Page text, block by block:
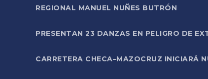
REGIONAL MANUEL NUÑES BUTRÓN
PRESENTAN 23 DANZAS EN PELIGRO DE
CARRETERA CHECA–MAZOCRUZ INICIARÁ